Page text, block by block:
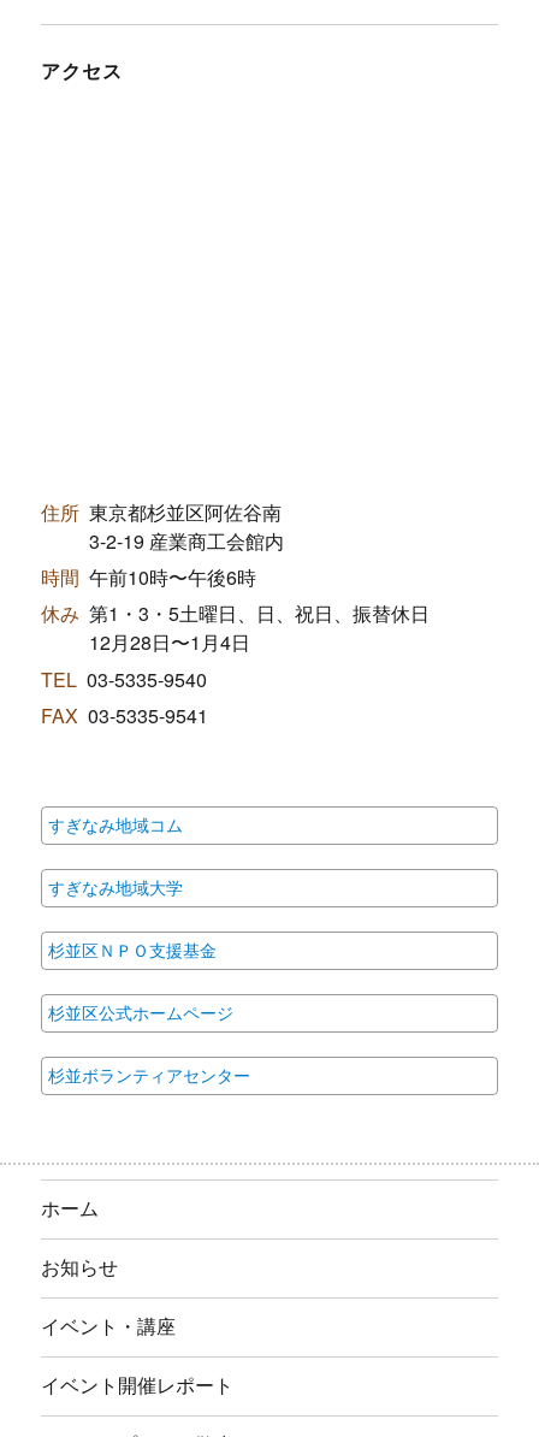
アクセス
住所 東京都杉並区阿佐谷南
3-2-19 産業商工会館内
時間 午前10時〜午後6時
休み 第1・3・5土曜日、日、祝日、振替休日
12月28日〜1月4日
TEL 03-5335-9540
FAX 03-5335-9541
すぎなみ地域コム
すぎなみ地域大学
杉並区ＮＰＯ支援基金
杉並区公式ホームページ
杉並ボランティアセンター
ホーム
お知らせ
イベント・講座
イベント開催レポート